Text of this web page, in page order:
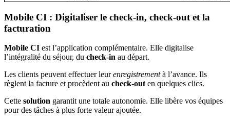
Mobile CI : Digitaliser le check-in, check-out et la
facturation
Mobile CI est l’application complémentaire. Elle digitalise
l’intégralité du séjour, du check-in au départ.
Les clients peuvent effectuer leurenregistrementà l’avance. Ils
règlent la facture et procèdent au check-outen quelques clics.
Cette solution garantit une totale autonomie. Elle libère vos équipes
pour des tâches à plus forte valeur ajoutée.